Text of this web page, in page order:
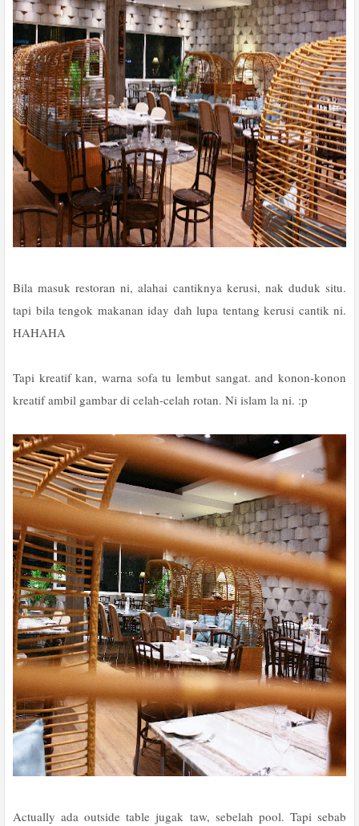
Bila masuk restoran ni, alahai cantiknya kerusi, nak duduk situ.
tapi bila tengok makanan iday dah lupa tentang kerusi cantik ni.
HAHAHA
Tapi kreatif kan, warna sofa tu lembut sangat. and konon-konon
kreatif ambil gambar di celah-celah rotan. Ni islam la ni. :p
Actually ada outside table jugak taw, sebelah pool. Tapi sebab